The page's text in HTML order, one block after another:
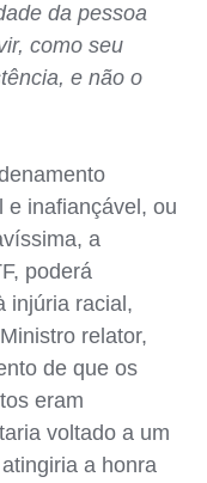
da pessoa
como seu
e não o
e inafiançável, ou
a
poderá
injúria racial,
relator,
de que os
eram
voltado a um
a honra